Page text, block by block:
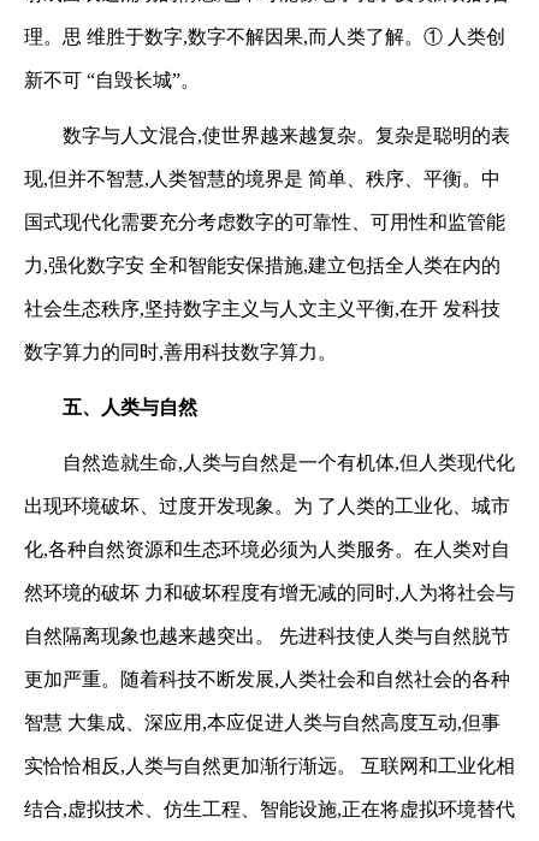
理。思 维胜于数字,数字不解因果,而人类了解。 ① 人类创
新不可 “自毁长城”。
数字与人文混合,使世界越来越复杂。复杂是聪明的表
现,但并不智慧,人类智慧的境界是 简单、秩序、平衡。中
国式现代化需要充分考虑数字的可靠性、可用性和监管能
力,强化数字安 全和智能安保措施,建立包括全人类在内的
社会生态秩序,坚持数字主义与人文主义平衡,在开 发科技
数字算力的同时,善用科技数字算力。
五、人类与自然
自然造就生命,人类与自然是一个有机体,但人类现代化
出现环境破坏、过度开发现象。为 了人类的工业化、城市
化,各种自然资源和生态环境必须为人类服务。在人类对自
然环境的破坏 力和破坏程度有增无减的同时,人为将社会与
自然隔离现象也越来越突出。 先进科技使人类与自然脱节
更加严重。随着科技不断发展,人类社会和自然社会的各种
智慧 大集成、深应用,本应促进人类与自然高度互动,但事
实恰恰相反,人类与自然更加渐行渐远。 互联网和工业化相
结合,虚拟技术、仿生工程、智能设施,正在将虚拟环境替代